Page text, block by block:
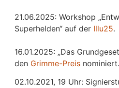
21.06.2025: Workshop
Superhelden“ auf der Illu25.
16.01.2025: „Das
den Grimme-Preis nominiert.
02.10.2021, 19 Uhr: